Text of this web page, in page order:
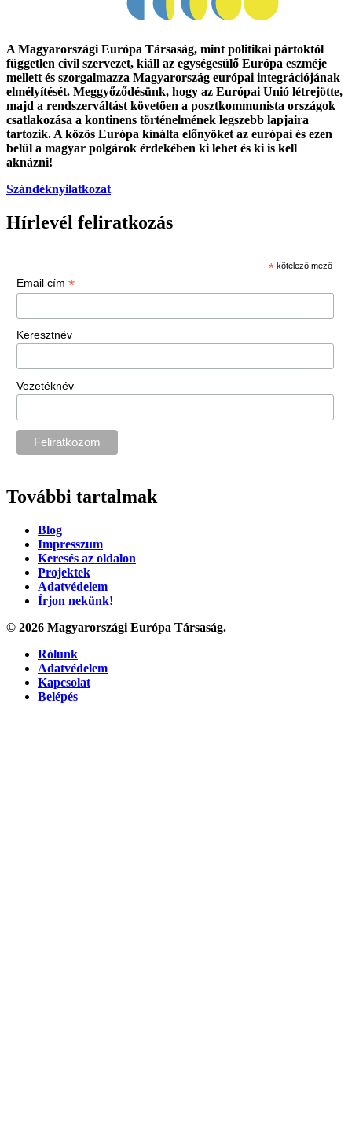
A Magyarországi Európa Társaság, mint politikai pártoktól
független civil szervezet, kiáll az egységesülő Európa eszméje
mellett és szorgalmazza Magyarország európai integrációjának
elmélyítését. Meggyőződésünk, hogy az Európai Unió létrejötte,
majd a rendszerváltást követően a posztkommunista országok
csatlakozása a kontinens történelmének legszebb lapjaira
tartozik. A közös Európa kínálta előnyöket az európai és ezen
belül a magyar polgárok érdekében ki lehet és ki is kell
aknázni!
Szándéknyilatkozat
Hírlevél feliratkozás
* kötelező mező
Email cím *
Keresztnév
Vezetéknév
További tartalmak
Blog
Impresszum
Keresés az oldalon
Projektek
Adatvédelem
Írjon nekünk!
© 2026 Magyarországi Európa Társaság.
Rólunk
Adatvédelem
Kapcsolat
Belépés